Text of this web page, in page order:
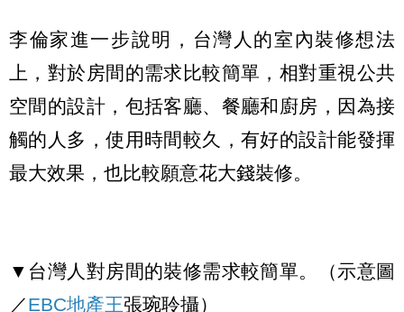
李倫家進一步說明，台灣人的室內裝修想法
上，對於房間的需求比較簡單，相對重視公共
空間的設計，包括客廳、餐廳和廚房，因為接
觸的人多，使用時間較久，有好的設計能發揮
最大效果，也比較願意花大錢裝修。
▼台灣人對房間的裝修需求較簡單。（示意圖
／EBC地產王張琬聆攝）